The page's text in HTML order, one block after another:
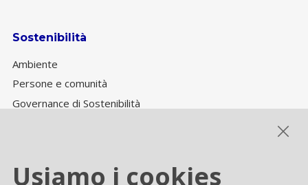
Sostenibilità
Ambiente
Persone e comunità
Governance di Sostenibilità
Usiamo i cookies